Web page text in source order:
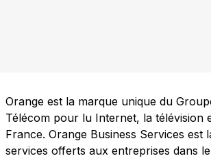
Orange est la marque unique du
Télécom pour lu Internet, la télévision
France. Orange Business Services est
services offerts aux entreprises dans